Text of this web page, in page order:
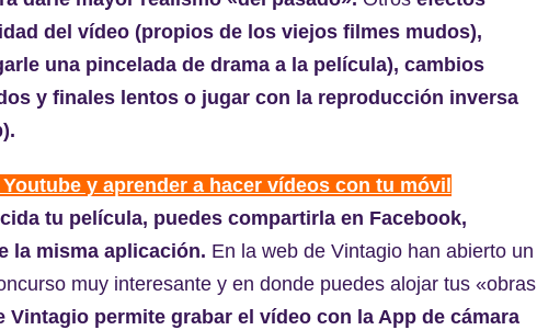
del vídeo (propios de los viejos filmes mudos),
una pincelada de drama a la película), cambios
y finales lentos o jugar con la reproducción inversa
y aprender a hacer vídeos con tu móvil
tu película, puedes compartirla en Facebook,
la misma aplicación. En la web de Vintagio han abierto un
muy interesante y en donde puedes alojar tus «obras
Vintagio permite grabar el vídeo con la App de cámara